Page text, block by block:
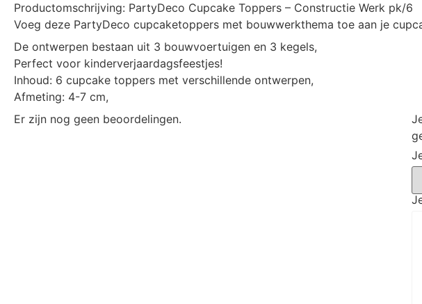
Productomschrijving: PartyDeco Cupcake Toppers – Constructie Werk pk/6
Voeg deze PartyDeco cupcaketoppers met bouwwerkthema toe aan je
De ontwerpen bestaan uit 3 bouwvoertuigen en 3 kegels,
Perfect voor kinderverjaardagsfeestjes!
Inhoud: 6 cupcake toppers met verschillende ontwerpen,
Afmeting: 4-7 cm,
Er zijn nog geen beoordelingen.